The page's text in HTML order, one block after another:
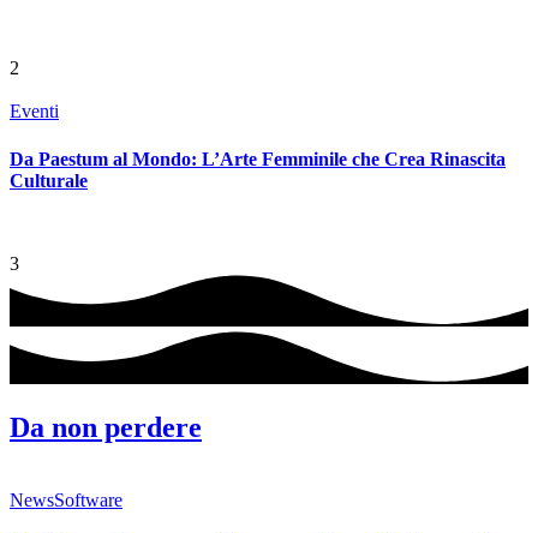
2
Eventi
Da Paestum al Mondo: L’Arte Femminile che Crea Rinascita
Culturale
3
Da non perdere
NewsSoftware